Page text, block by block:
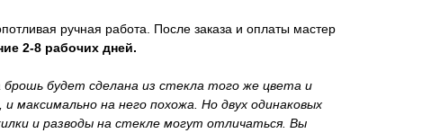
ручная работа. После заказа и оплаты мастер
2-8 рабочих дней.
будет сделана из стекла того же цвета и
максимально на него похожа. Но двух одинаковых
и разводы на стекле могут отличаться. Вы